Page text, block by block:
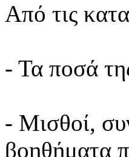
Από τις
- Τα ποσά
- Μισθοί,
βοηθήματα